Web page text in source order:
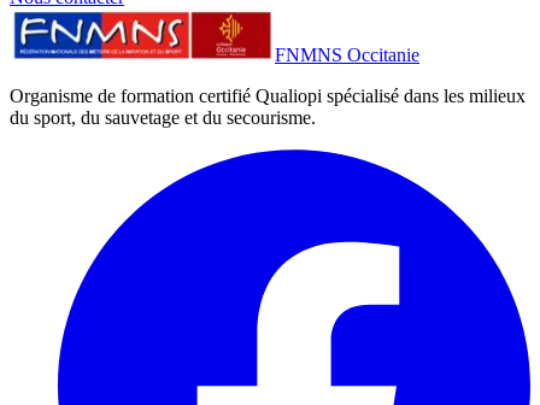
FNMNS Occitanie
Organisme de formation certifié Qualiopi spécialisé dans les milieux
du sport, du sauvetage et du secourisme.